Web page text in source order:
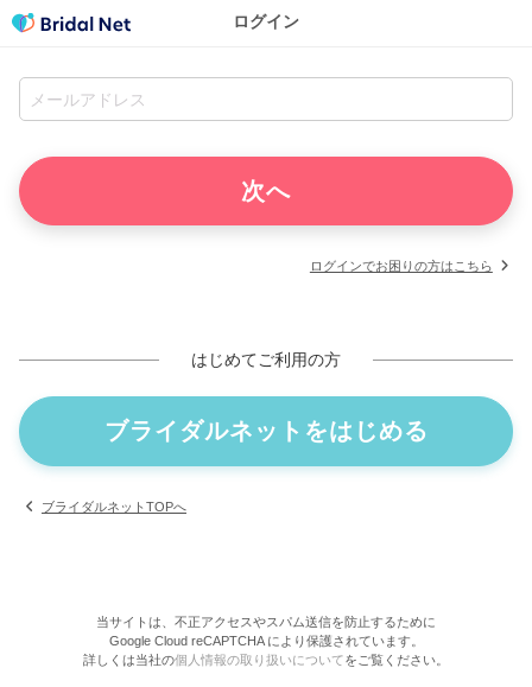
ログイン
ログインでお困りの方はこちら
はじめてご利用の方
ブライダルネットをはじめる
ブライダルネットTOPへ
当サイトは、不正アクセスやスパム送信を防止するために
Google Cloud reCAPTCHA により保護されています。
詳しくは当社の個人情報の取り扱いについてをご覧ください。